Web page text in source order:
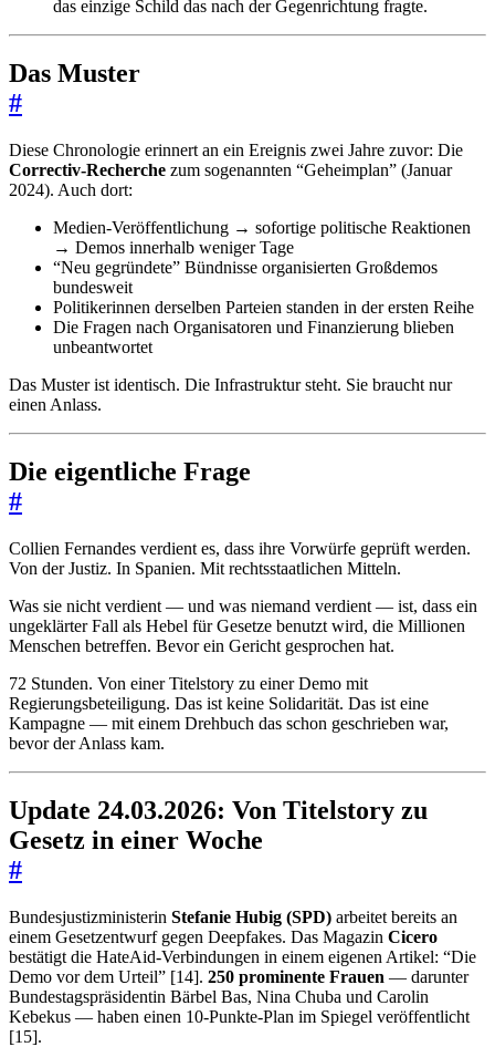
das einzige Schild das nach der Gegenrichtung fragte.
Das Muster
#
Diese Chronologie erinnert an ein Ereignis zwei Jahre zuvor: Die
Correctiv-Recherche zum sogenannten “Geheimplan” (Januar
2024). Auch dort:
Medien-Veröffentlichung → sofortige politische Reaktionen
→ Demos innerhalb weniger Tage
“Neu gegründete” Bündnisse organisierten Großdemos
bundesweit
Politikerinnen derselben Parteien standen in der ersten Reihe
Die Fragen nach Organisatoren und Finanzierung blieben
unbeantwortet
Das Muster ist identisch. Die Infrastruktur steht. Sie braucht nur
einen Anlass.
Die eigentliche Frage
#
Collien Fernandes verdient es, dass ihre Vorwürfe geprüft werden.
Von der Justiz. In Spanien. Mit rechtsstaatlichen Mitteln.
Was sie nicht verdient — und was niemand verdient — ist, dass ein
ungeklärter Fall als Hebel für Gesetze benutzt wird, die Millionen
Menschen betreffen. Bevor ein Gericht gesprochen hat.
72 Stunden. Von einer Titelstory zu einer Demo mit
Regierungsbeteiligung. Das ist keine Solidarität. Das ist eine
Kampagne — mit einem Drehbuch das schon geschrieben war,
bevor der Anlass kam.
Update 24.03.2026: Von Titelstory zu
Gesetz in einer Woche
#
Bundesjustizministerin Stefanie Hubig (SPD) arbeitet bereits an
einem Gesetzentwurf gegen Deepfakes. Das Magazin Cicero
bestätigt die HateAid-Verbindungen in einem eigenen Artikel: “Die
Demo vor dem Urteil” [14]. 250 prominente Frauen — darunter
Bundestagspräsidentin Bärbel Bas, Nina Chuba und Carolin
Kebekus — haben einen 10-Punkte-Plan im Spiegel veröffentlicht
[15].